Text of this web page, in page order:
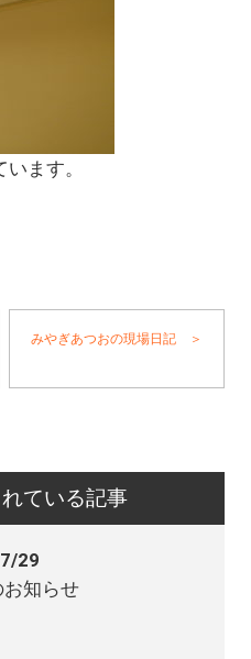
ます。
みやぎあつおの現場日記 ＞
ている記事
29
知らせ